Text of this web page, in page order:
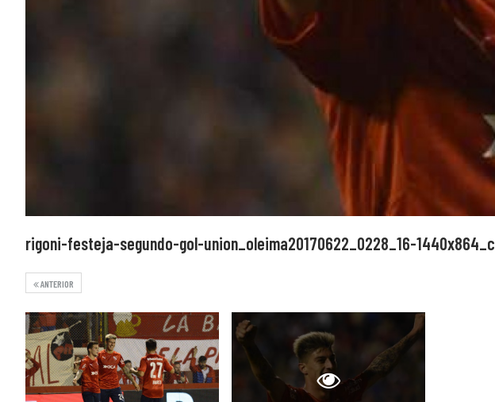
rigoni-festeja-segundo-gol-union_oleima20170622_0228_16-1440x864_c
ANTERIOR